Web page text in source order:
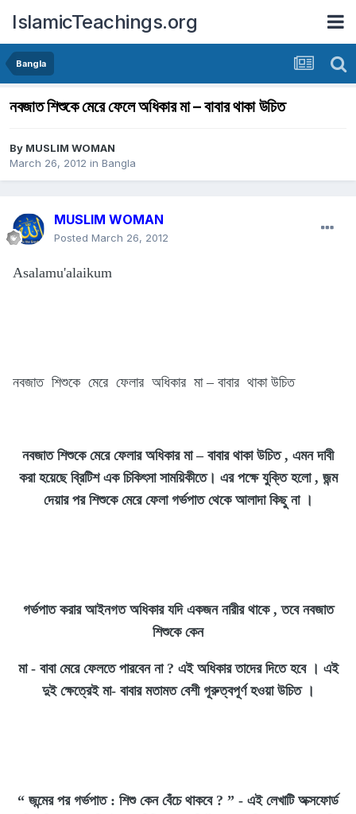
IslamicTeachings.org
Bangla
নবজাত শিশুকে মেরে ফেলে অধিকার মা – বাবার থাকা উচিত
By MUSLIM WOMAN
March 26, 2012 in Bangla
MUSLIM WOMAN
Posted March 26, 2012
Asalamu'alaikum
নবজাত শিশুকে মেরে ফেলার অধিকার মা – বাবার থাকা উচিত
নবজাত শিশুকে মেরে ফেলার অধিকার মা–বাবার থাকা উচিত , এমন দাবী
করা হয়েছে ব্রিটিশ এক চিকিৎসা সাময়িকীতে। এর পক্ষে যুক্তি হলো , জন্ম
দেয়ার পর শিশুকে মেরে ফেলা গর্ভপাত থেকে আলাদা কিছু না ।
গর্ভপাত করার আইনগত অধিকার যদি একজন নারীর থাকে , তবে নবজাত
শিশুকে কেন
মা - বাবা মেরে ফেলতে পারবেন না ? এই অধিকার তাদের দিতে হবে । এই
দুই ক্ষেত্রেই মা- বাবার মতামত বেশী গূরুত্বপূর্ণ হওয়া উচিত ।
“ জন্মের পর গর্ভপাত : শিশু কেন বেঁচে থাকবে ? ” - এই লেখাটি অক্সফোর্ড